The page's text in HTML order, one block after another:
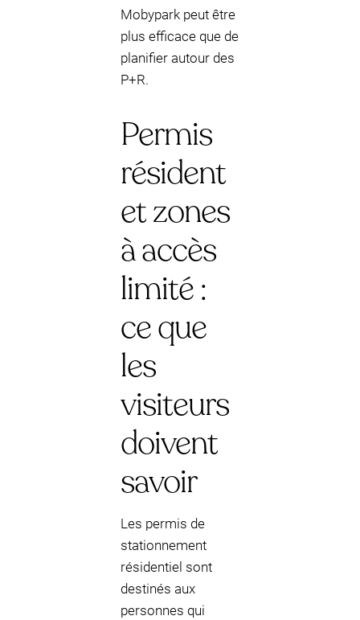
Mobypark peut être
plus efficace que de
planifier autour des
P+R.
Permis
résident
et zones
à accès
limité :
ce que
les
visiteurs
doivent
savoir
Les permis de
stationnement
résidentiel sont
destinés aux
personnes qui